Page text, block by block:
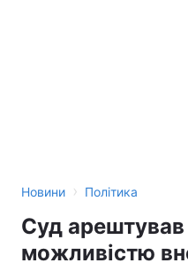
Новини › Політика
Суд
можливістю